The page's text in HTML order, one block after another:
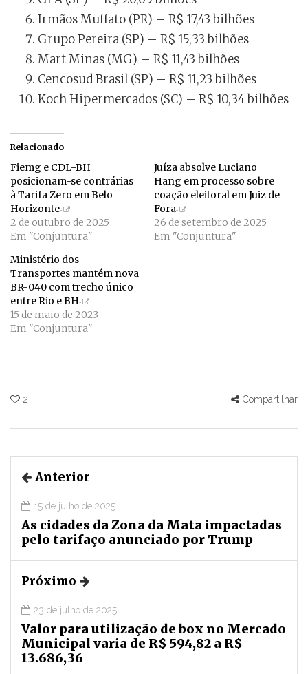
Irmãos Muffato (PR) – R$ 17,43 bilhões
Grupo Pereira (SP) – R$ 15,33 bilhões
Mart Minas (MG) – R$ 11,43 bilhões
Cencosud Brasil (SP) – R$ 11,23 bilhões
Koch Hipermercados (SC) – R$ 10,34 bilhões
Relacionado
Fiemg e CDL-BH
posicionam-se contrárias
à Tarifa Zero em Belo
Horizonte
2 de outubro de 2025
Em "Conjuntura"
Juíza absolve Luciano
Hang em processo sobre
coação eleitoral em Juiz de
Fora
26 de setembro de 2025
Em "Conjuntura"
Ministério dos
Transportes mantém nova
BR-040 com trecho único
entre Rio e BH
15 de maio de 2023
Em "Conjuntura"
2 Compartilhar
Anterior
15 de julho de 2025
As cidades da Zona da Mata impactadas
pelo tarifaço anunciado por Trump
Próximo
23 de julho de 2025
Valor para utilização de box no Mercado
Municipal varia de R$ 594,82 a R$
13.686,36